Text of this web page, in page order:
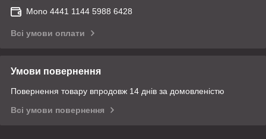
Mono 4441 1144 5988 6428
Всі умови оплати
Умови повернення
Повернення товару впродовж 14 днів за домовленістю
Всі умови повернення